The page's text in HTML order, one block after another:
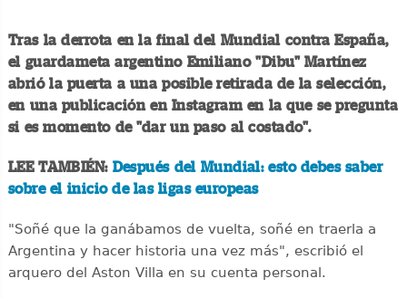
Tras la derrota en la final del Mundial contra España,
el guardameta argentino Emiliano "Dibu" Martínez
abrió la puerta a una posible retirada de la selección,
en una publicación en Instagram en la que se pregunta
si es momento de "dar un paso al costado".
LEE TAMBIÉN: Después del Mundial: esto debes saber
sobre el inicio de las ligas europeas
"Soñé que la ganábamos de vuelta, soñé en traerla a
Argentina y hacer historia una vez más", escribió el
arquero del Aston Villa en su cuenta personal.